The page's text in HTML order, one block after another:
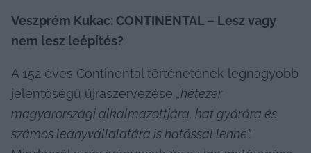
Veszprém Kukac: CONTINENTAL – Lesz vagy
nem lesz leépítés?
A 152 éves Continental történetének legnagyobb
jelentőségű újraszervezése „hétezer
magyarországi alkalmazottjára, hat gyárára és
számos leányvállalatára is hatással lenne”.